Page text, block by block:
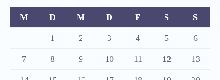
M D M D F S S
1 2 3 4 5 6
7 8 9 10 11 12 13